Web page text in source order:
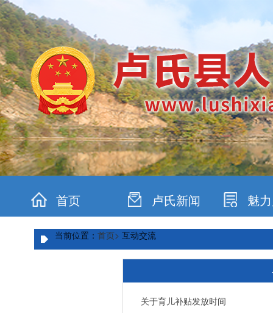
首页 卢氏新闻 魅
当前位置： 首页> 互动交流
关于育儿补贴发放时间